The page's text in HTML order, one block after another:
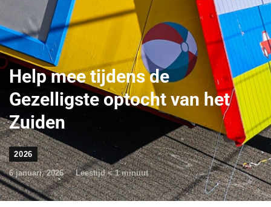
Help mee tijdens de
Gezelligste optocht van het
Zuiden
2026
6 januari, 2026 Leestijd < 1 minuut